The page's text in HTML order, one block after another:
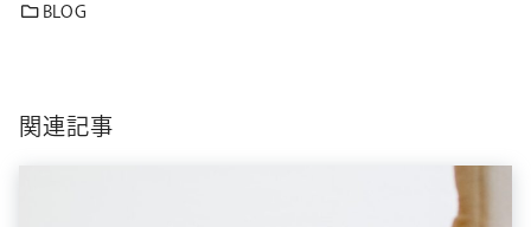
BLOG
関連記事